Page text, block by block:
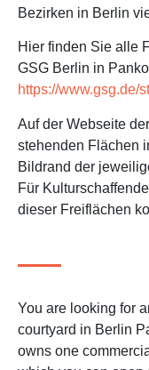
Bezirken in Berlin
Hier finden Sie alle
GSG Berlin in
https://www.gsg.de/
Auf der Webseite
stehenden Flächen
Bildrand der
Für
dieser Freiflächen
You are looking for
courtyard in Berlin
owns one